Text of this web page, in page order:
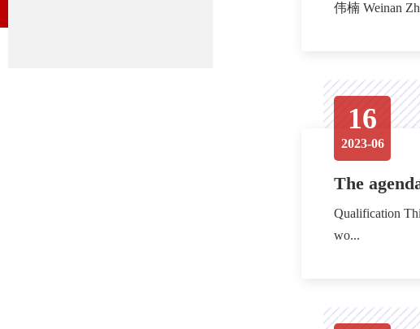
伟楠 Weinan
16
2023-06
The
Qualification This program is open to all undergraduate, master and PhD mathematics students of Chinese descendants, anywhere in the
wo...